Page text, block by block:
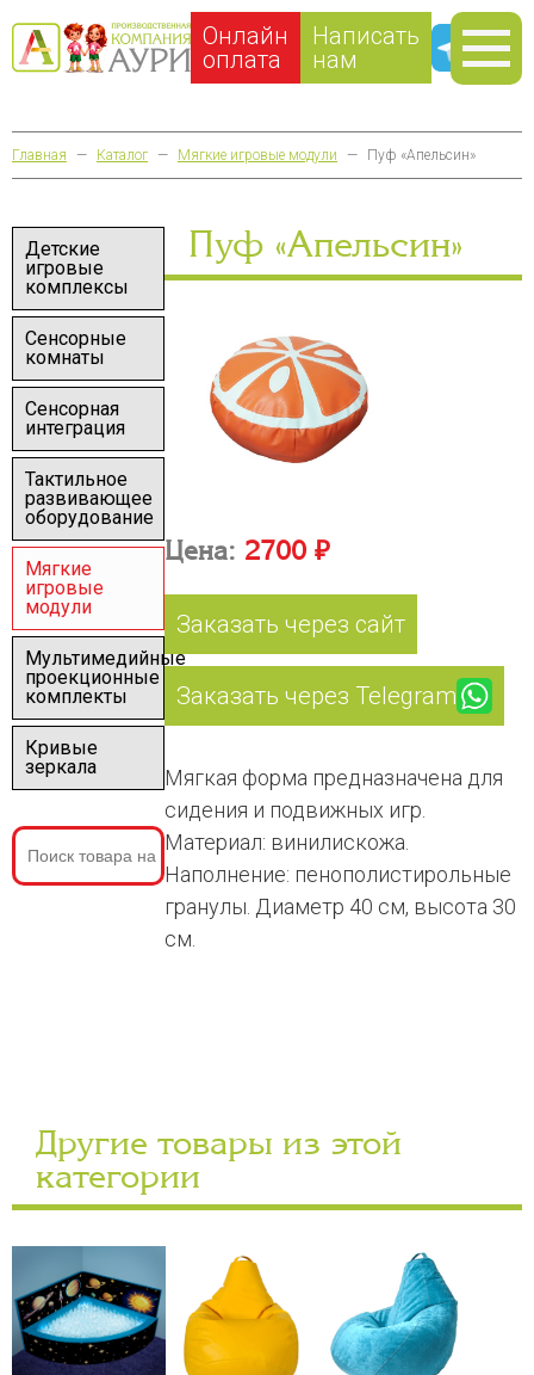
Онлайн
оплата
Написать
нам
Главная — Каталог — Мягкие игровые модули — Пуф «Апельсин»
Детские
игровые
комплексы
Сенсорные
комнаты
Сенсорная
интеграция
Тактильное
развивающее
оборудование
Мягкие
игровые
модули
Мультимедийные
проекционные
комплекты
Кривые
зеркала
Пуф «Апельсин»
Цена: 2700 ₽
Заказать через сайт
Заказать через Telegram
Мягкая форма предназначена для
сидения и подвижных игр.
Материал: винилискожа.
Наполнение: пенополистирольные
гранулы. Диаметр 40 см, высота 30
см.
Другие товары из этой
категории